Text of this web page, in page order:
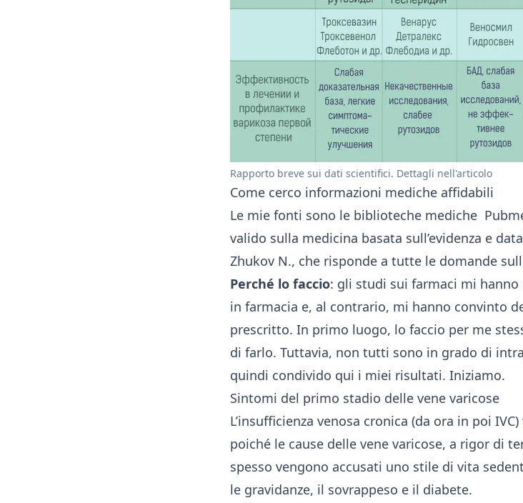
Rapporto breve sui dati scientifici. Dettagli nell'articolo
Come cerco informazioni mediche affidabili
Le mie fonti sono le biblioteche mediche
valido sulla medicina basata sull’evidenza e
Zhukov N., che risponde a tutte le domande
Perché lo faccio: gli studi sui farmaci mi
in farmacia e, al contrario, mi hanno convinto
prescritto. In primo luogo, lo faccio per me
di farlo. Tuttavia, non tutti sono in grado di
quindi condivido qui i miei risultati. Iniziamo.
Sintomi del primo stadio delle vene varicose
L’insufficienza venosa cronica (da ora in poi
poiché le cause delle vene varicose, a rigor di
spesso vengono accusati uno stile di vita
le gravidanze, il sovrappeso e il diabete.